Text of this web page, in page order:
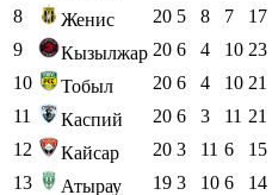
8
Женис 20 5 8 7 17
9
Кызылжар 20 6 4 10 23
10
Тобыл 20 6 4 10 21
11
Каспий 20 6 3 11 21
12
Кайсар 20 3 11 6 15
13
Атырау 19 3 10 6 14